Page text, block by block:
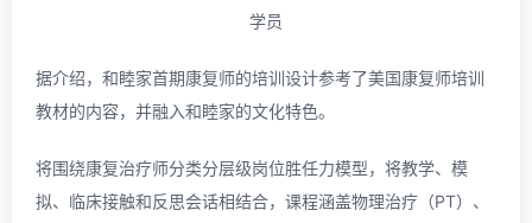
学员
据介绍，和睦家首期康复师的培训设计参考了美国康复师培训
教材的内容，并融入和睦家的文化特色。
将围绕康复治疗师分类分层级岗位胜任力模型，将教学、模
拟、临床接触和反思会话相结合，课程涵盖物理治疗（PT）、